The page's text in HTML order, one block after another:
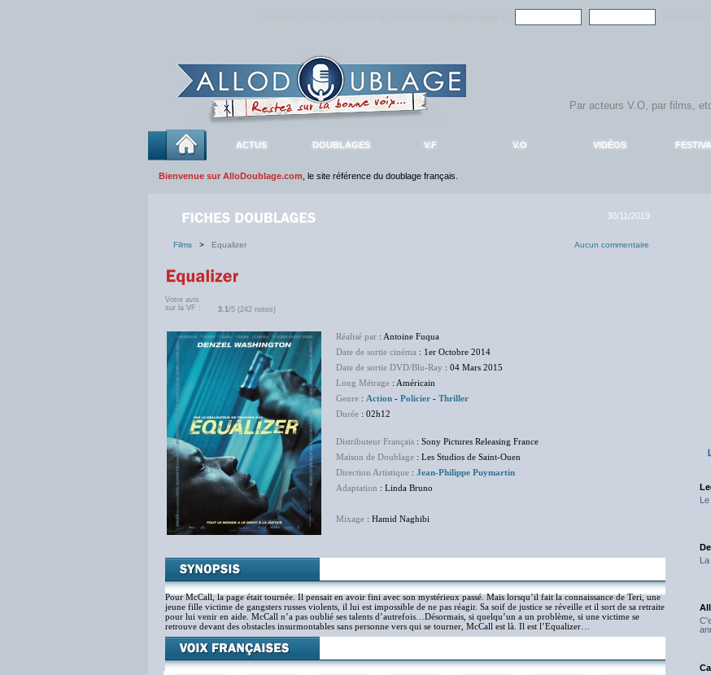
ACTUS DOUBLAGES V.F V.O VIDÉOS
Bienvenue sur AlloDoublage.com , le site référence du doublage français.
30/11/2019
Films > Equalizer Aucun commentaire
Votre avis
sur la VF :
3.1/5 (242 notes)
Réalisé par : Antoine Fuqua
Date de sortie cinéma : 1er Octobre 2014
Date de sortie DVD/Blu-Ray : 04 Mars 2015
Long Métrage : Américain
Genre : Action - Policier - Thriller
Durée : 02h12
Distributeur Français : Sony Pictures Releasing France
Maison de Doublage : Les Studios de Saint-Ouen
Direction Artistique : Jean-Philippe Puymartin
Adaptation : Linda Bruno
Mixage : Hamid Naghibi
Pour McCall, la page était tournée. Il pensait en avoir fini avec son mystérieux passé. Mais lorsqu’il fait la connaissance de Teri, une
jeune fille victime de gangsters russes violents, il lui est impossible de ne pas réagir. Sa soif de justice se réveille et il sort de sa retraite
pour lui venir en aide. McCall n’a pas oublié ses talents d’autrefois…Désormais, si quelqu’un a un problème, si une victime se
retrouve devant des obstacles insurmontables sans personne vers qui se tourner, McCall est là. Il est l’Equalizer…